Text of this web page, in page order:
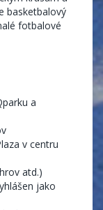
basketbalový
fotbalové
a
v centru
atd.)
jako